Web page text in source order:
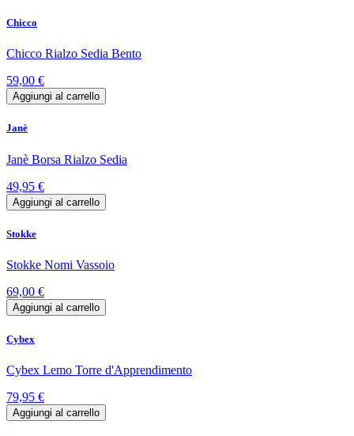
Chicco
Chicco Rialzo Sedia Bento
59,00 €
Aggiungi al carrello
Janè
Janè Borsa Rialzo Sedia
49,95 €
Aggiungi al carrello
Stokke
Stokke Nomi Vassoio
69,00 €
Aggiungi al carrello
Cybex
Cybex Lemo Torre d'Apprendimento
79,95 €
Aggiungi al carrello